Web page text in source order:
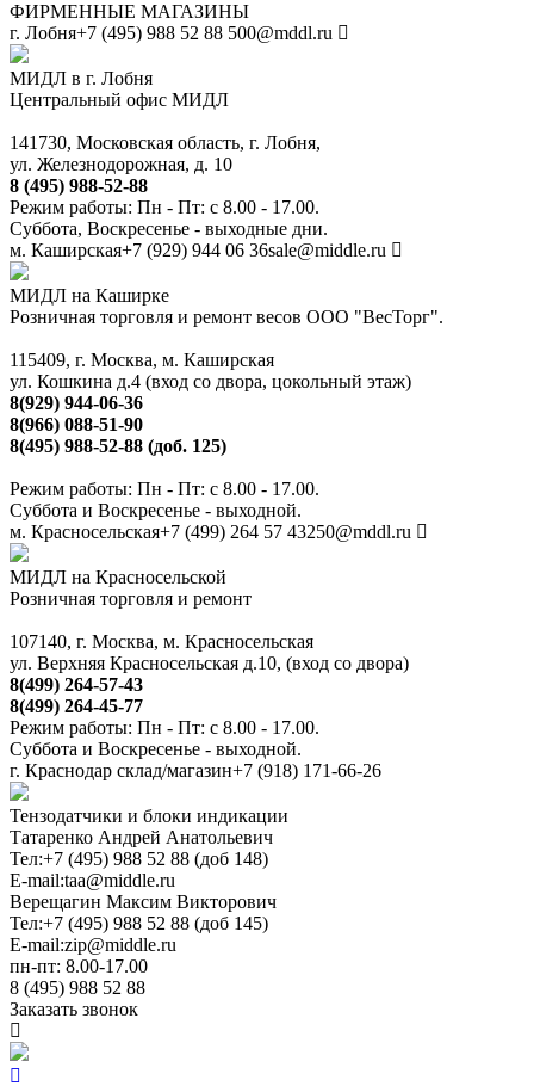
ФИРМЕННЫЕ МАГАЗИНЫ
г. Лобня+7 (495) 988 52 88 500@mddl.ru
МИДЛ в г. Лобня
Центральный офис МИДЛ
141730, Московская область, г. Лобня,
ул. Железнодорожная, д. 10
8 (495) 988-52-88
Режим работы: Пн - Пт: с 8.00 - 17.00.
Суббота, Воскресенье - выходные дни.
м. Каширская+7 (929) 944 06 36sale@middle.ru
МИДЛ на Каширке
Розничная торговля и ремонт весов ООО "ВесТорг".
115409, г. Москва, м. Каширская
ул. Кошкина д.4 (вход со двора, цокольный этаж)
8(929) 944-06-36
8(966) 088-51-90
8(495) 988-52-88 (доб. 125)
Режим работы: Пн - Пт: с 8.00 - 17.00.
Суббота и Воскресенье - выходной.
м. Красносельская+7 (499) 264 57 43250@mddl.ru
МИДЛ на Красносельской
Розничная торговля и ремонт
107140, г. Москва, м. Красносельская
ул. Верхняя Красносельская д.10, (вход со двора)
8(499) 264-57-43
8(499) 264-45-77
Режим работы: Пн - Пт: с 8.00 - 17.00.
Суббота и Воскресенье - выходной.
г. Краснодар склад/магазин+7 (918) 171-66-26
Тензодатчики и блоки индикации
Татаренко Андрей Анатольевич
Тел:+7 (495) 988 52 88 (доб 148)
E-mail:taa@middle.ru
Верещагин Максим Викторович
Тел:+7 (495) 988 52 88 (доб 145)
E-mail:zip@middle.ru
пн-пт: 8.00-17.00
8 (495) 988 52 88
Заказать звонок